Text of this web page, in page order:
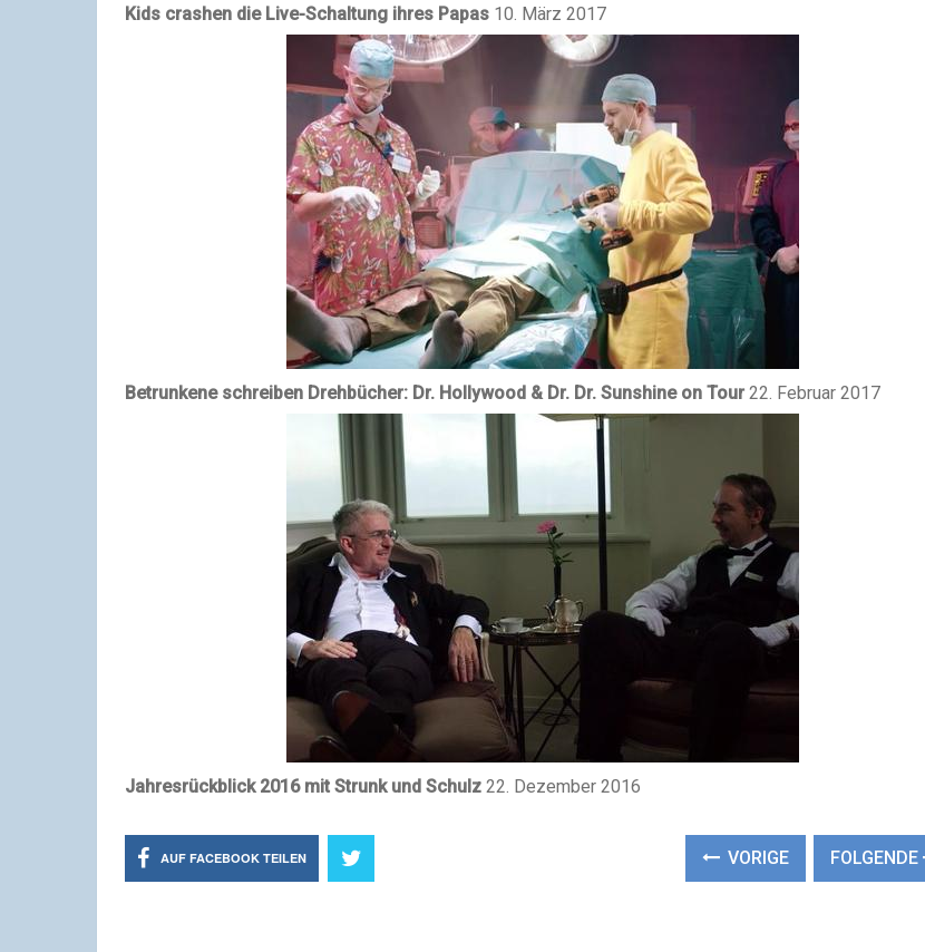
Kids crashen die Live-Schaltung ihres Papas 10. März 2017
Betrunkene schreiben Drehbücher: Dr. Hollywood & Dr. Dr. Sunshine on Tour 22. Februar 2017
Jahresrückblick 2016 mit Strunk und Schulz 22. Dezember 2016
AUF FACEBOOK TEILEN VORIGE FOLGENDE